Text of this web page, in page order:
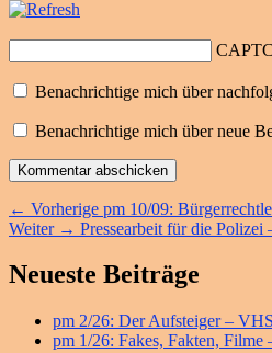
Benachrichtige mich über
Benachrichtige mich über neue
Beitragsnavigation
← Vorherige Vorheriger
Beitrag:
pm 10/09:
Weiter → Nächster
Pressearbeit für die Polizei
Primärer
Widget-
Neueste Beiträge
pm 2/26: Der Aufsteiger –
pm 1/26: Fakes, Fakten,